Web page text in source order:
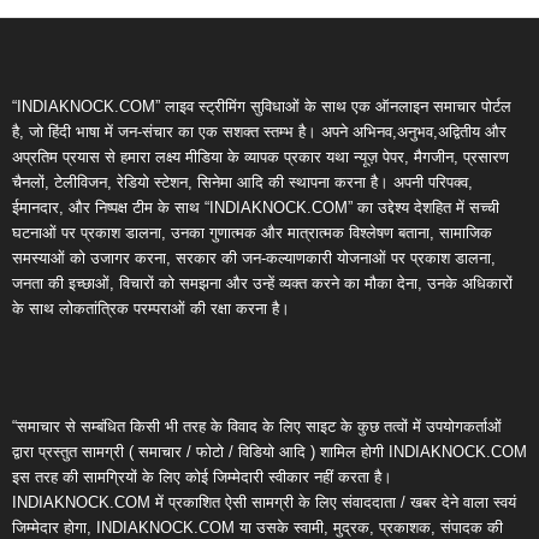
“INDIAKNOCK.COM” लाइव स्ट्रीमिंग सुविधाओं के साथ एक ऑनलाइन समाचार पोर्टल
है, जो हिंदी भाषा में जन-संचार का एक सशक्त स्तम्भ है। अपने अभिनव,अनुभव,अद्वितीय और
अप्रतिम प्रयास से हमारा लक्ष्य मीडिया के व्यापक प्रकार यथा न्यूज़ पेपर, मैगजीन, प्रसारण
चैनलों, टेलीविजन, रेडियो स्टेशन, सिनेमा आदि की स्थापना करना है। अपनी परिपक्व,
ईमानदार, और निष्पक्ष टीम के साथ “INDIAKNOCK.COM” का उद्देश्य देशहित में सच्ची
घटनाओं पर प्रकाश डालना, उनका गुणात्मक और मात्रात्मक विश्लेषण बताना, सामाजिक
समस्याओं को उजागर करना, सरकार की जन-कल्याणकारी योजनाओं पर प्रकाश डालना,
जनता की इच्छाओं, विचारों को समझना और उन्हें व्यक्त करने का मौका देना, उनके अधिकारों
के साथ लोकतांत्रिक परम्पराओं की रक्षा करना है।
“समाचार से सम्बंधित किसी भी तरह के विवाद के लिए साइट के कुछ तत्वों में उपयोगकर्ताओं
द्वारा प्रस्तुत सामग्री ( समाचार / फोटो / विडियो आदि ) शामिल होगी INDIAKNOCK.COM
इस तरह की सामग्रियों के लिए कोई जिम्मेदारी स्वीकार नहीं करता है।
INDIAKNOCK.COM में प्रकाशित ऐसी सामग्री के लिए संवाददाता / खबर देने वाला स्वयं
जिम्मेदार होगा, INDIAKNOCK.COM या उसके स्वामी, मुद्रक, प्रकाशक, संपादक की